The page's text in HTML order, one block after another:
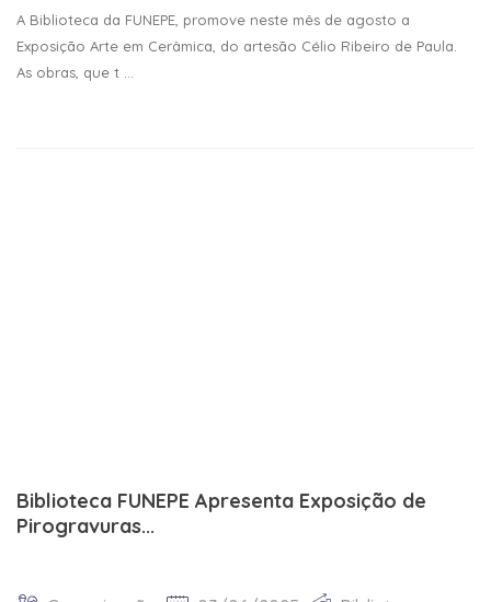
A Biblioteca da FUNEPE, promove neste mês de agosto a
Exposição Arte em Cerâmica, do artesão Célio Ribeiro de Paula.
As obras, que t ...
Biblioteca FUNEPE Apresenta Exposição de
Pirogravuras...